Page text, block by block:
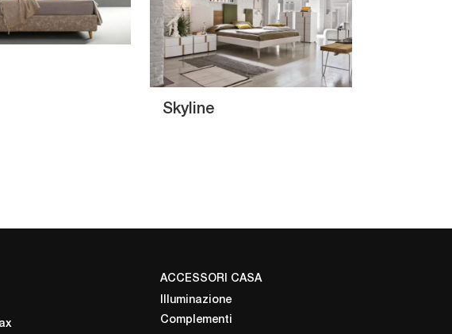
Skyline
ACCESSORI CASA
Illuminazione
Complementi